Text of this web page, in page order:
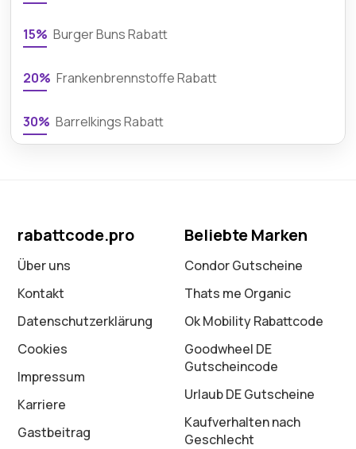
15% Burger Buns Rabatt
20% Frankenbrennstoffe Rabatt
30% Barrelkings Rabatt
rabattcode.pro
Über uns
Kontakt
Datenschutz­erklärung
Cookies
Impressum
Karriere
Gastbeitrag
Beliebte Marken
Condor Gutscheine
Thats me Organic
Ok Mobility Rabattcode
Goodwheel DE
Gutscheincode
Urlaub DE Gutscheine
Kaufverhalten nach
Geschlecht